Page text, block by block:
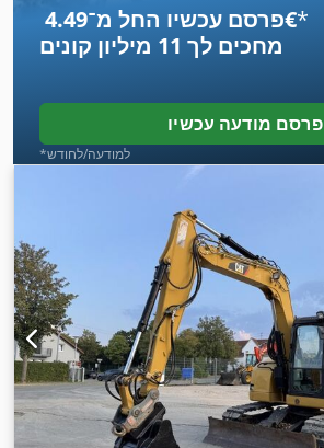
פרסם עכשיו החל מ־‏4.49 ‏€*
מחכים לך 11 מיליון קונים
פרסם מודעה עכשיו
*למודעה/לחודש